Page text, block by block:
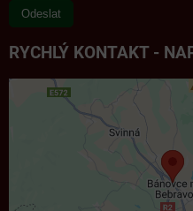
Odeslat
RYCHLÝ KONTAKT -